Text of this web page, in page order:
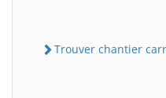
Trouver chantier